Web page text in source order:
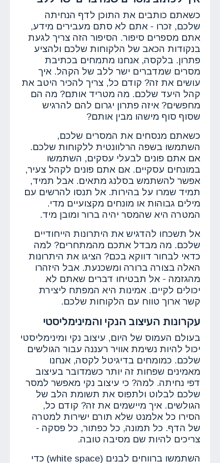
כשאתם כותבים את התוכן לדף הנחיתה
שלכם, זכרו - אתם לא סתם מעבירים מידע,
אתם מספרים סיפור. הסיפור הזה צריך לגעת
בנקודות הכאב של הלקוחות שלכם ולהציע
פתרון. בלקסה, אנחנו מתמחים בכתיבת
מסרים שמדברים ישר ללב של הקהל. איך
עושים את זה? קודם כל, צריך להכיר היטב את
קהל היעד שלכם. מה מטריד אותם? מה הם
מחפשים? איזה פתרון יגרום להם להרגיש
שסוף סוף מישהו מבין אותם?
כשאתם מנסחים את המסרים שלכם,
השתמשו בשפה הרלוונטית ללקוחות שלכם.
אם אתם פונים לבעלי עסקים, השתמשו
במונחים עסקיים. אם אתם פונים לקהל צעיר,
אפשר להשתמש בסלנג מתאים. אבל תמיד,
תמיד שמרו על בהירות. אל תנסו להרשים עם
מילים גבוהות או מונחים מקצועיים מדי.
המטרה היא שהמסר יהיה ברור ומובן מיד.
אל תשכחו להדגיש את היתרונות הייחודיים
שלכם. מה מבדל אתכם מהמתחרים? למה
כדאי לבחור דווקא בכם? הציגו את היתרונות
האלה בצורה ברורה ומשכנעת. אבל היזהרו
מהגזמה - אל תבטיחו דברים שאתם לא
יכולים לקיים. אמינות היא המפתח ליצירת
קשר ארוך טווח עם הלקוחות שלכם.
עקרונות העיצוב הנקי והמינימליסטי
בעולם העמוס של היום, עיצוב נקי ומינימליסטי
יכול להיות נשימת אוויר רעננה עבור הגולשים
שלכם. כמומחים בדיגיטל לקסה, אנחנו
מאמינים שפחות זה יותר כשמדובר בעיצוב
דפי נחיתה. למה? כי עיצוב נקי מאפשר למסר
שלכם לבלוט ולתפוס את תשומת הלב של
הגולשים. איך מיישמים את זה? קודם כל,
הסירו כל אלמנט שלא תורם ישירות למטרה
של הדף. כל תמונה, כל כפתור, כל פסקה -
צריכים להיות שם מסיבה טובה.
השתמשו ברווחים לבנים (white space) כדי